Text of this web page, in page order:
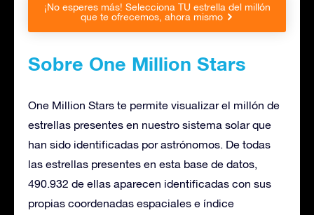
¡No esperes más! Selecciona TU estrella del millón
que te ofrecemos, ahora mismo
Sobre One Million Stars
One Million Stars te permite visualizar el millón de
estrellas presentes en nuestro sistema solar que
han sido identificadas por astrónomos. De todas
las estrellas presentes en esta base de datos,
490.932 de ellas aparecen identificadas con sus
propias coordenadas espaciales e índice